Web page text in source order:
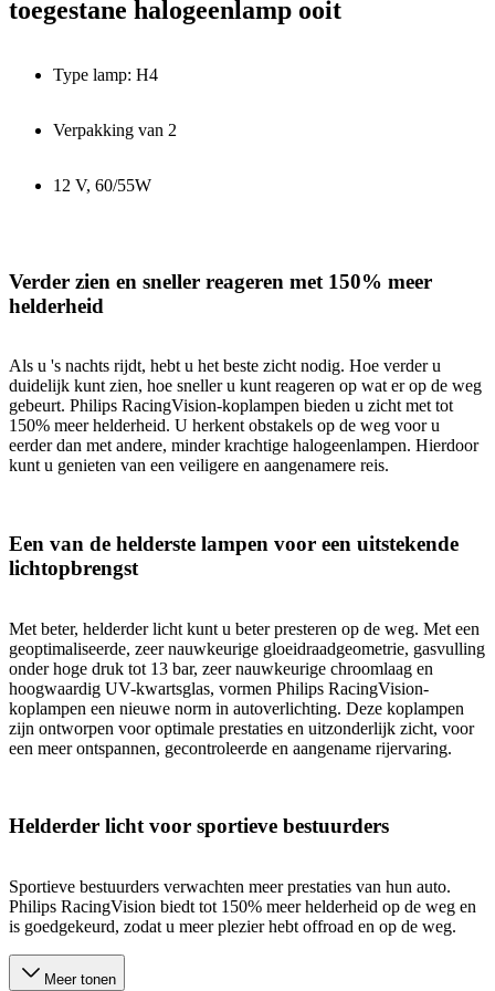
toegestane halogeenlamp ooit
Type lamp: H4
Verpakking van 2
12 V, 60/55W
Verder zien en sneller reageren met 150% meer
helderheid
Als u 's nachts rijdt, hebt u het beste zicht nodig. Hoe verder u
duidelijk kunt zien, hoe sneller u kunt reageren op wat er op de weg
gebeurt. Philips RacingVision-koplampen bieden u zicht met tot
150% meer helderheid. U herkent obstakels op de weg voor u
eerder dan met andere, minder krachtige halogeenlampen. Hierdoor
kunt u genieten van een veiligere en aangenamere reis.
Een van de helderste lampen voor een uitstekende
lichtopbrengst
Met beter, helderder licht kunt u beter presteren op de weg. Met een
geoptimaliseerde, zeer nauwkeurige gloeidraadgeometrie, gasvulling
onder hoge druk tot 13 bar, zeer nauwkeurige chroomlaag en
hoogwaardig UV-kwartsglas, vormen Philips RacingVision-
koplampen een nieuwe norm in autoverlichting. Deze koplampen
zijn ontworpen voor optimale prestaties en uitzonderlijk zicht, voor
een meer ontspannen, gecontroleerde en aangename rijervaring.
Helderder licht voor sportieve bestuurders
Sportieve bestuurders verwachten meer prestaties van hun auto.
Philips RacingVision biedt tot 150% meer helderheid op de weg en
is goedgekeurd, zodat u meer plezier hebt offroad en op de weg.
Meer tonen